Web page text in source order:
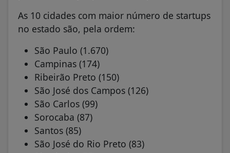
As 10 cidades com maior número de startups
no estado são, pela ordem:
São Paulo (1.670)
Campinas (174)
Ribeirão Preto (150)
São José dos Campos (126)
São Carlos (99)
Sorocaba (87)
Santos (85)
São José do Rio Preto (83)